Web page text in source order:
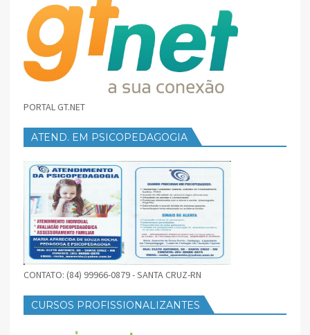
PORTAL GT.NET
ATEND. EM PSICOPEDAGOGIA
CONTATO: (84) 99966-0879 - SANTA CRUZ-RN
CURSOS PROFISSIONALIZANTES